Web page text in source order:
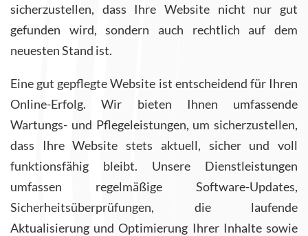
sicherzustellen, dass Ihre Website nicht nur gut
gefunden wird, sondern auch rechtlich auf dem
neuesten Stand ist.
Eine gut gepflegte Website ist entscheidend für Ihren
Online-Erfolg. Wir bieten Ihnen umfassende
Wartungs- und Pflegeleistungen, um sicherzustellen,
dass Ihre Website stets aktuell, sicher und voll
funktionsfähig bleibt. Unsere Dienstleistungen
umfassen regelmäßige Software-Updates,
Sicherheitsüberprüfungen, die laufende
Aktualisierung und Optimierung Ihrer Inhalte sowie